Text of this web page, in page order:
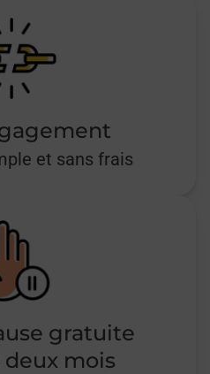
et sans frais
gratuite
mois